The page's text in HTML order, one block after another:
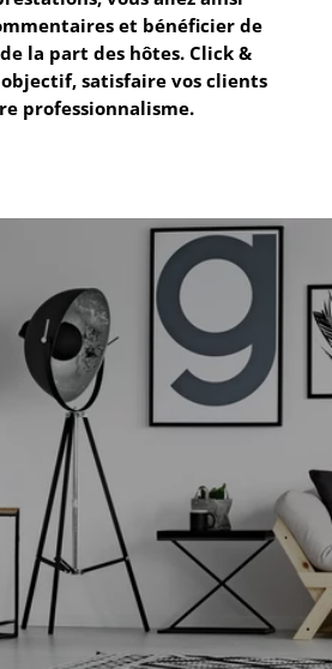
et bénéficier de
la part des hôtes. Click &
satisfaire vos clients
professionnalisme.